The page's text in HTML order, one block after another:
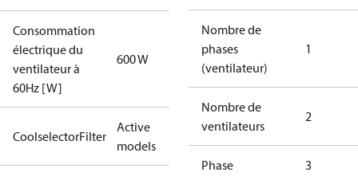
Consommation
électrique du
ventilateur à
60Hz [W]
600 W
CoolselectorFilter
Active
models
Nombre de
phases
(ventilateur)
1
Nombre de
ventilateurs
2
Phase 3